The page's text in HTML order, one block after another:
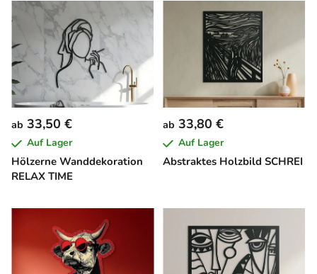
Hölzerne Wanddekoration
RELAX TIME
ab 33,50 €
Auf Lager
Abstraktes Holzbild SCHREI
ab 33,80 €
Auf Lager